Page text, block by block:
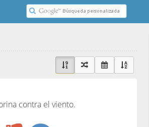
contra el viento.